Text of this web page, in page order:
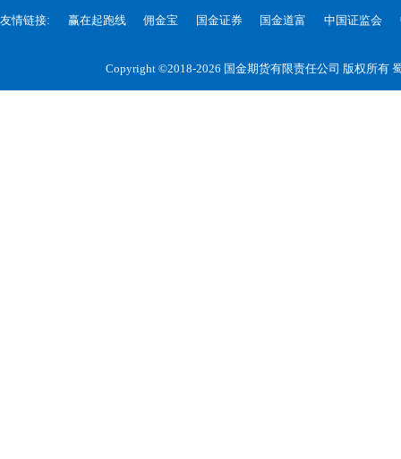
友情链接: 赢在起跑线 佣金宝 国金证券 国金道富 中国证监会
Copyright ©2018-2026 国金期货有限责任公司 版权所有